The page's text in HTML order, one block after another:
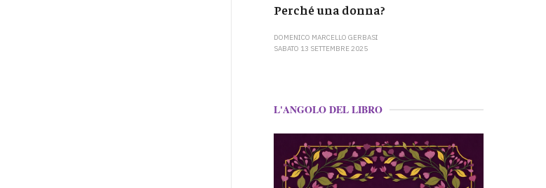
Perché una donna?
DOMENICO MARCELLO GERBASI
SABATO 13 SETTEMBRE 2025
L'ANGOLO DEL LIBRO